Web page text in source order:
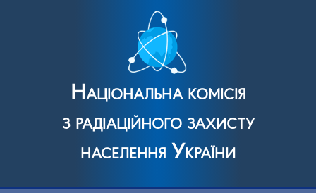
Національна комісія
з радіаційного захисту
населення України